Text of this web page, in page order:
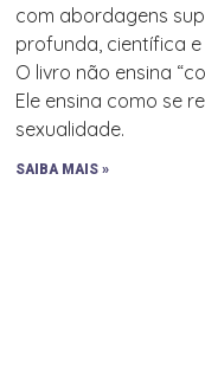
com abordagens
profunda, científica
O livro não ensina
Ele ensina como se
sexualidade.
SAIBA MAIS »